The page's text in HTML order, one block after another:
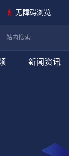
无障碍浏览
新闻资讯